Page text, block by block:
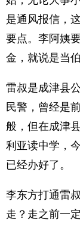
是通风报信，
要点。李阿姨
金，就说是当
雷叔是成津县
民警，曾经是
般，但在成津
利亚读中学，
已经办好了。
李东方打通雷
走？走之前一